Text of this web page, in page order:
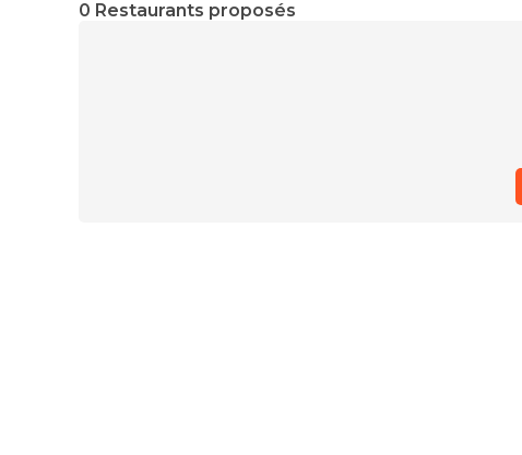
0 Restaurants proposés